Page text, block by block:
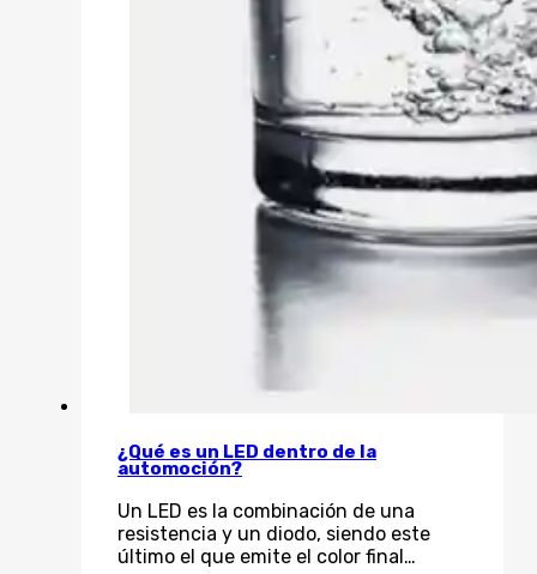
¿Qué es un LED dentro de la
automoción?
Un LED es la combinación de una
resistencia y un diodo, siendo este
último el que emite el color final…